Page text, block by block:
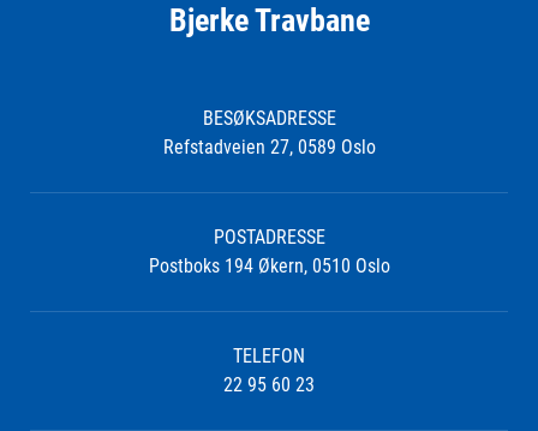
Bjerke Travbane
BESØKSADRESSE
Refstadveien 27, 0589 Oslo
POSTADRESSE
Postboks 194 Økern, 0510 Oslo
TELEFON
22 95 60 23